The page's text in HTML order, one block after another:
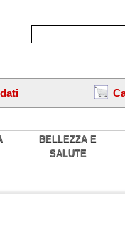
BELLEZZA E
SALUTE